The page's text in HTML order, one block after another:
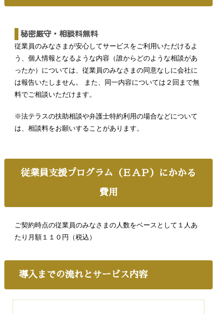
秘密厳守・相談料無料
従業員のみなさまが安心してサービスをご利用いただけるよ
う、個人情報となるような内容（誰からどのような相談があ
ったか）については、従業員のみなさまの同意なしに会社に
は報告いたしません。 また、同一内容については２回まで無
料でご相談いただけます。
※法テラスの扶助相談や弁護士特約利用の場合などについて
は、相談料をお願いすることがあります。
従業員支援プログラム（ＥＡＰ）にかかる
費用
ご契約時点の従業員のみなさまの人数をベースとして１人あ
たり月額１１０円（税込）
導入までの流れとサービス内容